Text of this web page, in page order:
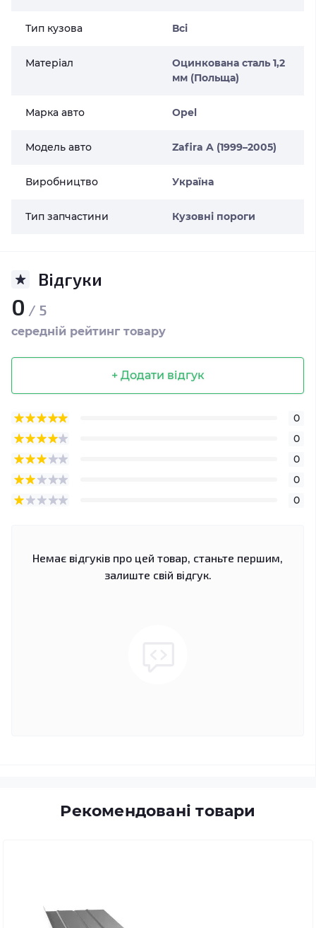
Тип кузова Всі
Матеріал
Оцинкована сталь 1,2
мм (Польща)
Марка авто Opel
Модель авто Zafira A (1999–2005)
Виробництво Україна
Тип запчастини Кузовні пороги
Відгуки
0 / 5
середній рейтинг товару
+ Додати відгук
0
0
0
0
0
Немає відгуків про цей товар, станьте першим,
залиште свій відгук.
Рекомендовані товари